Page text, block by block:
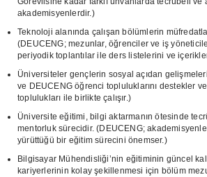
akademisyenlerdir.)
Teknoloji alanında çalışan bölümlerin
(DEUCENG; mezunlar, öğrenciler ve iş
periyodik toplantılar ile ders listelerini ve
Üniversiteler gençlerin sosyal açıdan
ve DEUCENG öğrenci topluluklarını destekler
toplulukları ile birlikte çalışır.)
Üniversite eğitimi, bilgi aktarmanın ötesinde
mentorluk sürecidir. (DEUCENG;
yürüttüğü bir eğitim sürecini önemser.)
Bilgisayar Mühendisliği’nin eğitiminin güncel
kariyerlerinin kolay şekillenmesi için bölüm